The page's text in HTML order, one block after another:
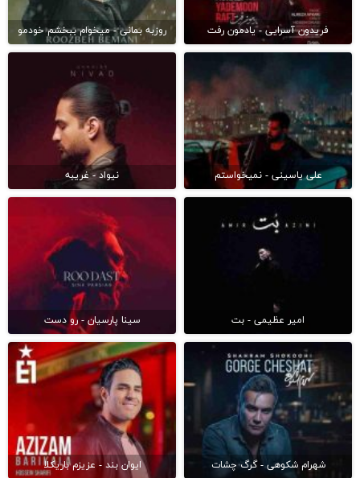
فریدون آسرایی - یادمون رفت روزبه بمانی - میخوام ببخشم خودمو
علی یاسینی - نمیخواستم نیواد - غریبه
امیر عظیمی - بت سینا پارسیان - رو دست
شهرام شکوهی - گرگ چشات ایوان بند - عزیزم باریکلا